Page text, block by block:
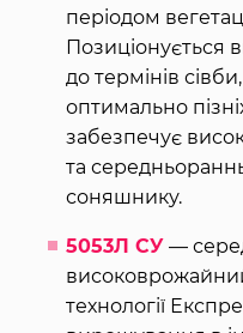
періодом
Позиціонується
до термінів
оптимально
забезпечує
та
соняшнику.
5053Л СУ —
технології